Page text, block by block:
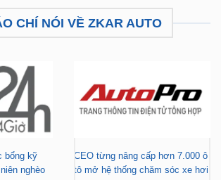
CHÍ NÓI VỀ ZKAR AUTO
bổng kỹ
nghèo
CEO từng nâng cấp hơn 7.000 ô
tô mở hệ thống chăm sóc xe hơi